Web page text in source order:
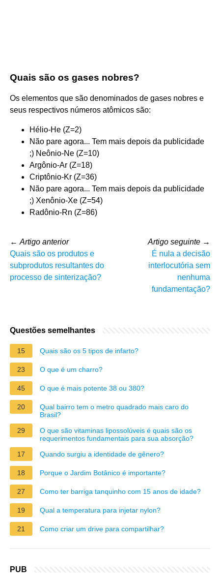
Quais são os gases nobres?
Os elementos que são denominados de gases nobres e
seus respectivos números atômicos são:
Hélio-He (Z=2)
Não pare agora... Tem mais depois da publicidade
;) Neônio-Ne (Z=10)
Argônio-Ar (Z=18)
Criptônio-Kr (Z=36)
Não pare agora... Tem mais depois da publicidade
;) Xenônio-Xe (Z=54)
Radônio-Rn (Z=86)
← Artigo anterior
Quais são os produtos e
subprodutos resultantes do
processo de sinterização?
Artigo seguinte →
É nula a decisão
interlocutória sem
nenhuma
fundamentação?
Questões semelhantes
15 Quais são os 5 tipos de infarto?
23 O que é um charro?
45 O que é mais potente 38 ou 380?
20
Qual bairro tem o metro quadrado mais caro do
Brasil?
29
O que são vitaminas lipossolúveis é quais são os
requerimentos fundamentais para sua absorção?
17
Quando surgiu a identidade de gênero?
18 Porque o Jardim Botânico é importante?
27 Como ter barriga tanquinho com 15 anos de idade?
19 Qual a temperatura para injetar nylon?
21 Como criar um drive para compartilhar?
PUB